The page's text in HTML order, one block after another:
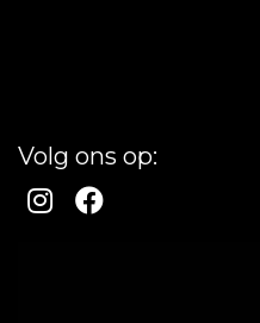
Volg ons op: